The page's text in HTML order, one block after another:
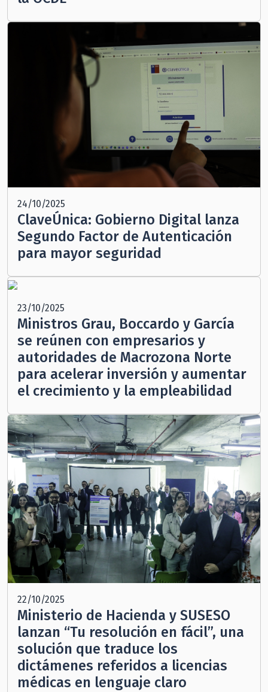
24/10/2025
ClaveÚnica: Gobierno Digital lanza
Segundo Factor de Autenticación
para mayor seguridad
23/10/2025
Ministros Grau, Boccardo y García
se reúnen con empresarios y
autoridades de Macrozona Norte
para acelerar inversión y aumentar
el crecimiento y la empleabilidad
22/10/2025
Ministerio de Hacienda y SUSESO
lanzan “Tu resolución en fácil”, una
solución que traduce los
dictámenes referidos a licencias
médicas en lenguaje claro